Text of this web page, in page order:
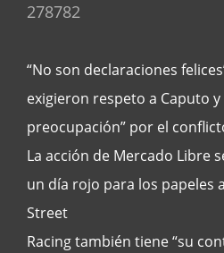
278782
“No son declaraciones
exigieron respeto a Caputo
preocupación” por el
La acción de Mercado Libre
un día rojo para los papeles
Street
Racing también tiene “su